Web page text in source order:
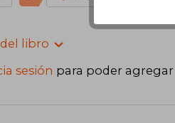
libro
sesión para poder